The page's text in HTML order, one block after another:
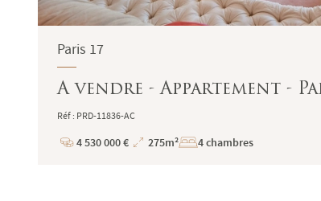
Paris 17
A vendre - Appartement -
Réf : PRD-11836-AC
Prix
4 530 000 €
Superficie
275m² 4 chambres